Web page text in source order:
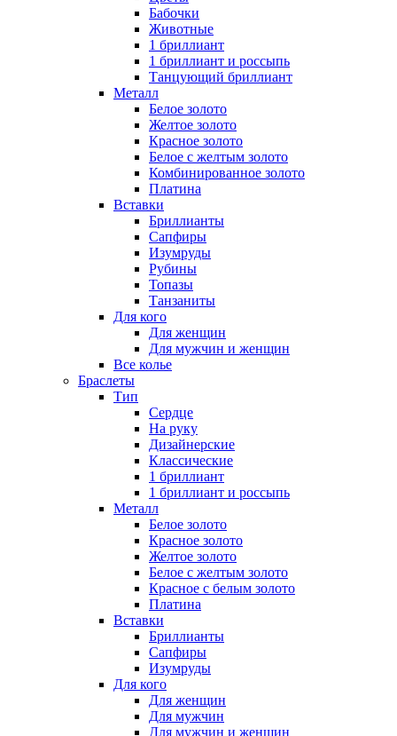
Бабочки
Животные
1 бриллиант
1 бриллиант и россыпь
Танцующий бриллиант
Металл
Белое золото
Желтое золото
Красное золото
Белое с желтым золото
Комбинированное золото
Платина
Вставки
Бриллианты
Сапфиры
Изумруды
Рубины
Топазы
Танзаниты
Для кого
Для женщин
Для мужчин и женщин
Все колье
Браслеты
Тип
Сердце
На руку
Дизайнерские
Классические
1 бриллиант
1 бриллиант и россыпь
Металл
Белое золото
Красное золото
Желтое золото
Белое с желтым золото
Красное с белым золото
Платина
Вставки
Бриллианты
Сапфиры
Изумруды
Для кого
Для женщин
Для мужчин
Для мужчин и женщин